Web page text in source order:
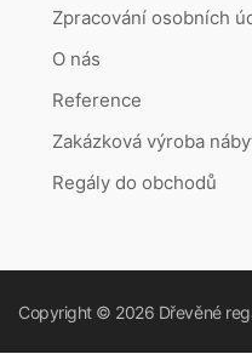
Zpracování osobních
O nás
Reference
Zakázková výroba
Regály do obchodů
Copyright © 2026 Dřevěné